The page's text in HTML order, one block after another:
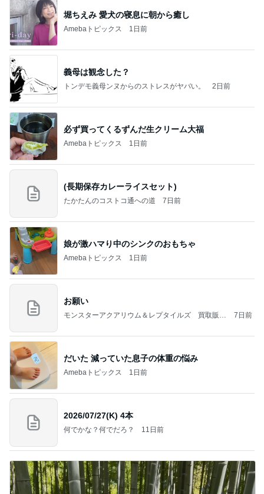
堀ちえみ 愛犬の寝息に朝から癒し
Amebaトピックス 1日前
義母は観念した？
トンデモ義母ンヌからのストレスがヤバい。 2日前
必ず買ってくるずんだ生クリーム大福
Amebaトピックス 1日前
(長期保存カレーライスセット)
たかたんのコストコ通への道 7日前
娘が激ハマり中のシンクのおもちゃ
Amebaトピックス 1日前
お願い
モンスターアクアリウム＆レプタイルズ 買取販売
7日前
だいた 減っていた息子の体重の悩み
Amebaトピックス 1日前
2026/07/27(K) 4本
何でかな？何でだろ？ 11日前